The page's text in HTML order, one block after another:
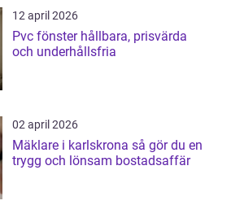
12 april 2026
Pvc fönster hållbara, prisvärda
och underhållsfria
02 april 2026
Mäklare i karlskrona så gör du en
trygg och lönsam bostadsaffär